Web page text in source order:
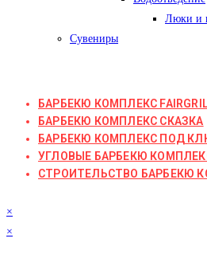
Люки и
Сувениры
БАРБЕКЮ КОМПЛЕКС
БАРБЕКЮ КОМПЛЕКС СКАЗКА
БАРБЕКЮ КОМПЛЕКС ПОД
УГЛОВЫЕ БАРБЕКЮ
СТРОИТЕЛЬСТВО БАРБЕКЮ
×
×